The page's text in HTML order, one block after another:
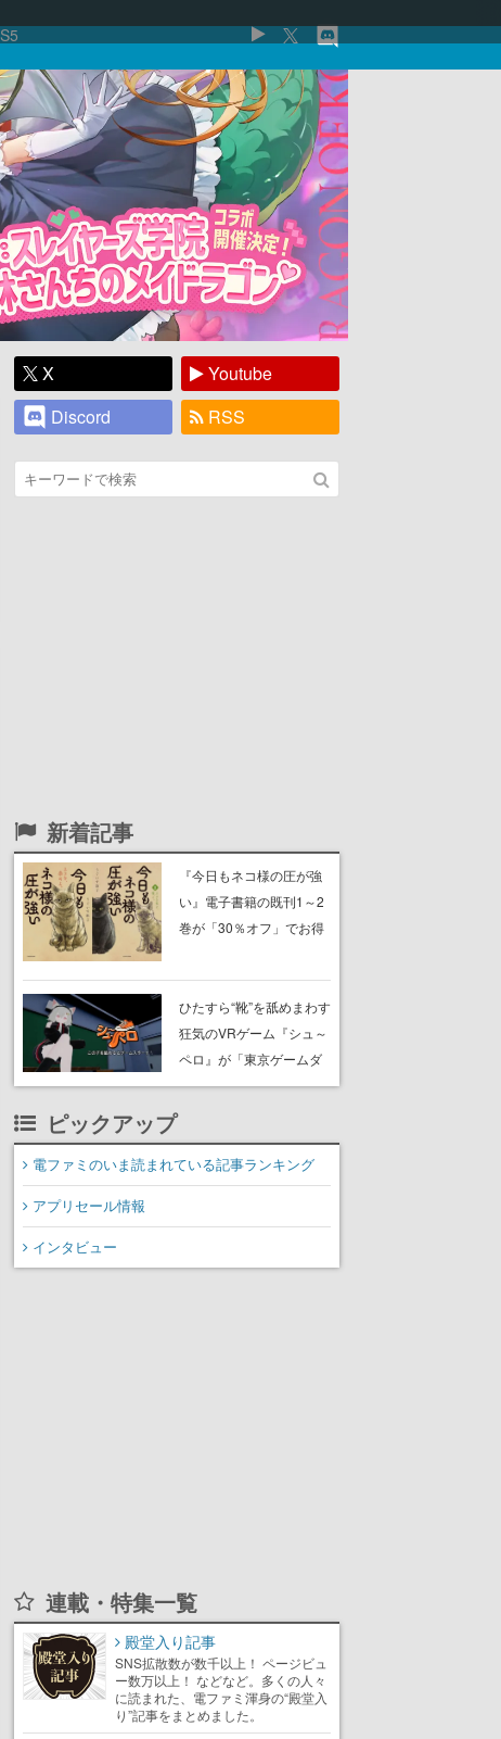
X
Youtube
Discord
RSS
新着記事
『今日もネコ様の圧が強
い』電子書籍の既刊1～2
巻が「30％オフ」でお得
たネコたちと、ネコを溺
愛する人間のすれ違いを
描く
ひたすら“靴”を舐めまわす
狂気のVRゲーム『シュ～
ペロ』が「東京ゲームダ
ンジョン」に展示中。キ
前のめり。公式アカウン
トも開設され、2026年リ
ピックアップ
電ファミのいま読まれている記事ランキング
アプリセール情報
インタビュー
連載・特集一覧
殿堂入り記事
SNS拡散数が数千以上！ ページビュ
ー数万以上！ などなど。多くの人々
に読まれた、電ファミ渾身の“殿堂入
り”記事をまとめました。